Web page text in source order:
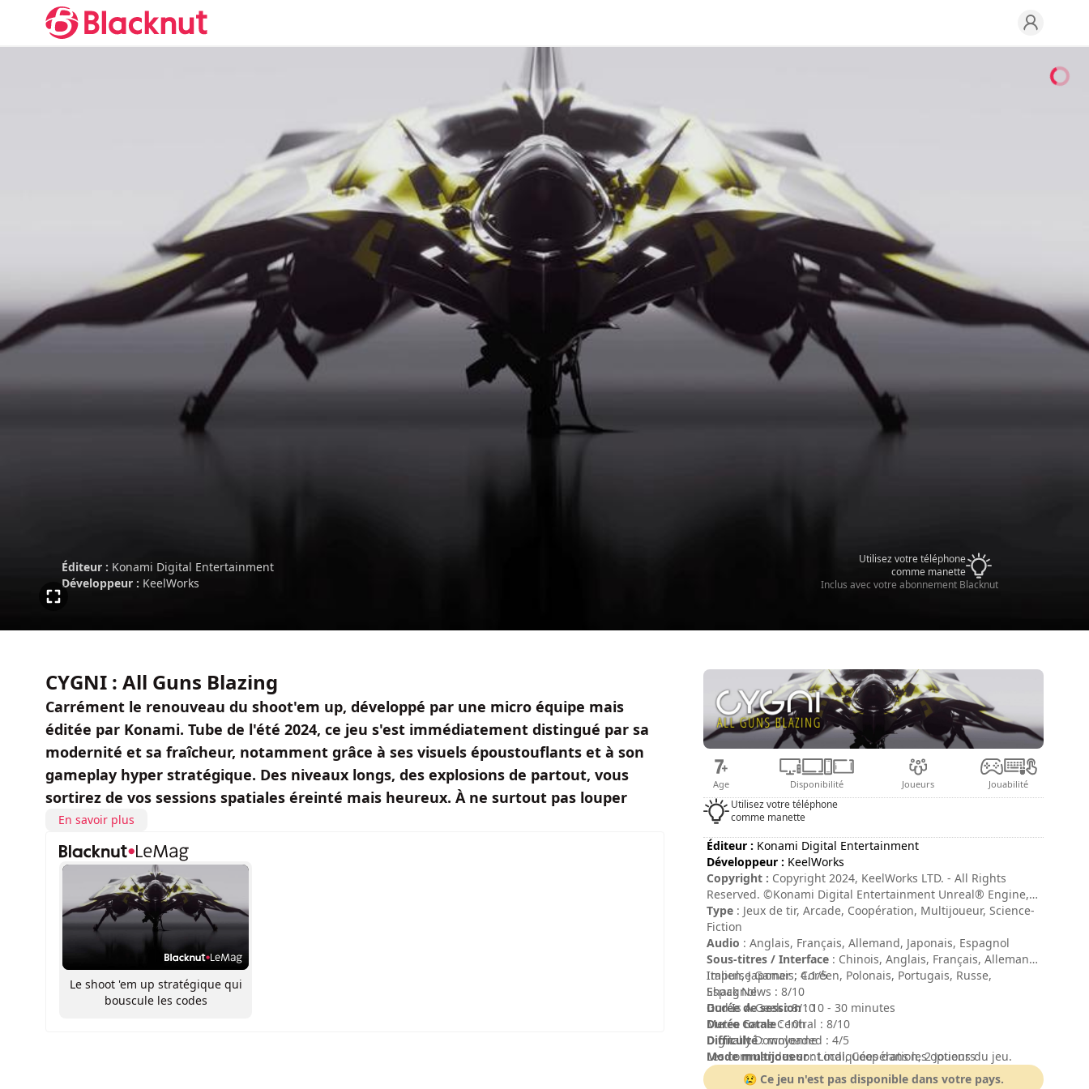
Éditeur : Konami Digital Entertainment
Développeur : KeelWorks
Utilisez votre téléphone
comme manette
Inclus avec votre abonnement Blacknut
CYGNI : All Guns Blazing
Carrément le renouveau du shoot'em up, développé par une micro équipe mais
éditée par Konami. Tube de l'été 2024, ce jeu s'est immédiatement distingué par sa
modernité et sa fraîcheur, notamment grâce à ses visuels époustouflants et à son
gameplay hyper stratégique. Des niveaux longs, des explosions de partout, vous
sortirez de vos sessions spatiales éreinté mais heureux. À ne surtout pas louper
En savoir plus
Le shoot 'em up stratégique qui
bouscule les codes
Age Disponibilité Joueurs Jouabilité
Utilisez votre téléphone
comme manette
Éditeur : Konami Digital Entertainment
Développeur : KeelWorks
Copyright : Copyright 2024, KeelWorks LTD. - All Rights
Reserved. ©Konami Digital Entertainment Unreal® Engine,
Copyright 1998 – 2024, Epic Games, Inc. All rights reserved.
Type : Jeux de tir, Arcade, Coopération, Multijoueur, Science-
Fiction
Audio : Anglais, Français, Allemand, Japonais, Espagnol
Sous-titres / Interface : Chinois, Anglais, Français, Allemand,
Italien, Japonais, Coréen, Polonais, Portugais, Russe,
Espagnol
Durée de session: 10 - 30 minutes
Durée totale: 10h
Difficulté: moyenne
Mode multijoueur: Local, Coopération, 2 Joueurs
Note
Impulse Gamer : 4.1/5
Shack News : 8/10
God Is A Geek : 8/10
Metro Game Central : 8/10
Digitally Downloaded : 4/5
Les commandes sont indiquées dans les options du jeu.
😢 Ce jeu n'est pas disponible dans votre pays.